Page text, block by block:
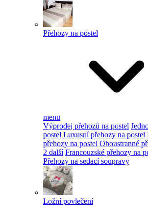
Přehozy na postel
menu
Výprodej přehozů na postel
postel Luxusní přehozy na postel
přehozy na postel Oboustranné
2 další Francouzské přehozy na
Přehozy na sedací soupravy
Ložní povlečení